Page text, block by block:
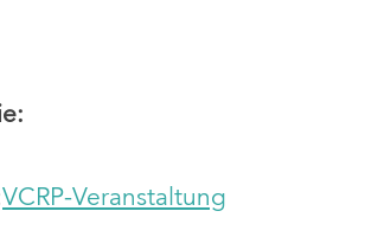
VCRP-Veranstaltung